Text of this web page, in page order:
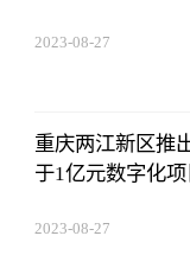
2023-08-27
重庆两江新区推
于1亿元数字化项
2023-08-27